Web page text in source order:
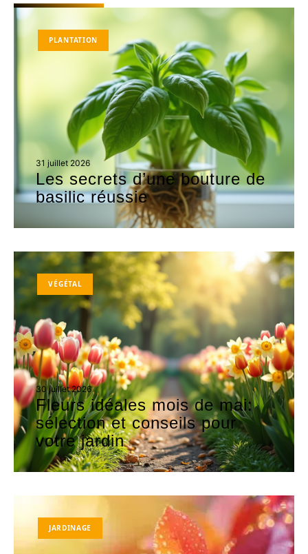
PLANTATION
31 juillet 2026
Les secrets d’une bouture de
basilic réussie
VÉGÉTAL
30 juillet 2026
Fleurs idéales mois de mai:
sélection et conseils pour
votre jardin
JARDINAGE